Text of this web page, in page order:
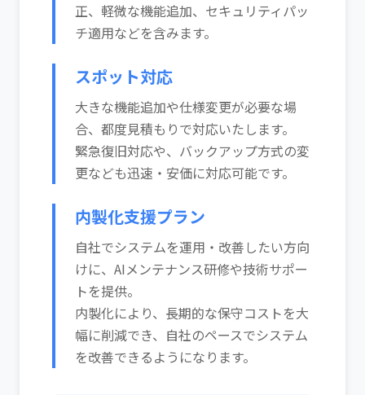
正、軽微な機能追加、セキュリティパッ
チ適用などを含みます。
スポット対応
大きな機能追加や仕様変更が必要な場
合、都度見積もりで対応いたします。
緊急復旧対応や、バックアップ方式の変
更なども迅速・安価に対応可能です。
内製化支援プラン
自社でシステムを運用・改善したい方向
けに、AIメンテナンス研修や技術サポー
トを提供。
内製化により、長期的な保守コストを大
幅に削減でき、自社のペースでシステム
を改善できるようになります。